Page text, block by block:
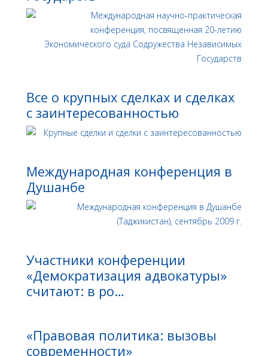
Все о крупных сделках и сделках
с заинтересованностью
Международная конференция в
Душанбе
Участники конференции
«Демократизация адвокатуры»
считают: в ро…
«Правовая политика: вызовы
современности»